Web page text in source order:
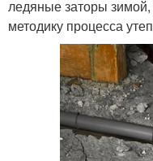
ледяные заторы зимой,
методику процесса